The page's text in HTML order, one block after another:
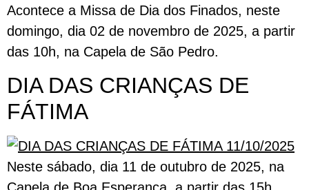
Acontece a Missa de Dia dos Finados, neste
domingo, dia 02 de novembro de 2025, a partir
das 10h, na Capela de São Pedro.
DIA DAS CRIANÇAS DE
FÁTIMA
Neste sábado, dia 11 de outubro de 2025, na
Capela de Boa Esperança, a partir das 15h,